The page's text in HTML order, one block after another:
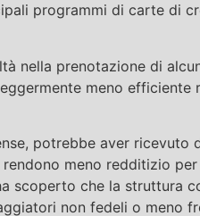
programmi di carte di
nella prenotazione di
meno efficiente
potrebbe aver ricevuto
meno redditizio
scoperto che la struttura
non fedeli o meno